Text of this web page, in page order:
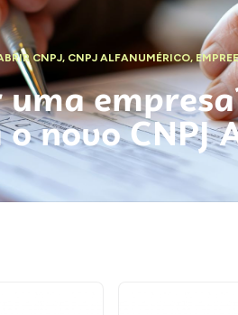
CNPJ, CNPJ ALFANUMÉRICO,
novo CNPJ